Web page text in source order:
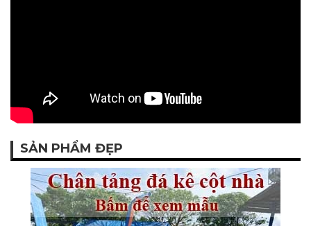
SẢN PHẨM ĐẸP